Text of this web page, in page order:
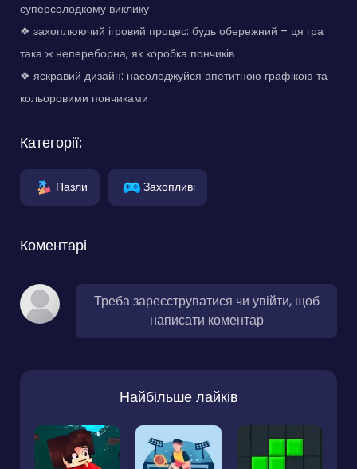
суперсолодкому виклику
❖ захоплюючий ігровий процес: будь обережний – ця гра
така ж непереборна, як коробка пончиків
❖ яскравий дизайн: насолоджуйся апетитною графікою та
кольоровими пончиками
Категорії:
Пазли Захопливі
Коментарі
Треба зареєструватися чи увійти, щоб
написати коментар
Найбільше лайків